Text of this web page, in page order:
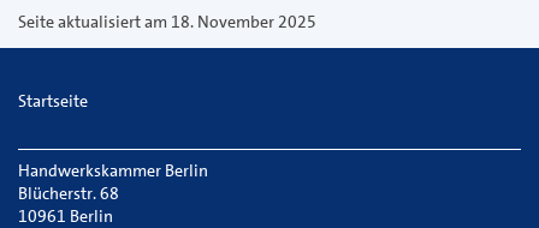
versenden
Seite aktualisiert am 18. November 2025
Startseite
Handwerkskammer Berlin
Blücherstr. 68
10961 Berlin